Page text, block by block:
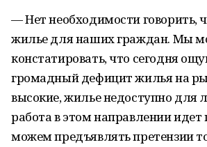
— Нет необходимости говорить,
жилье для наших граждан. Мы
констатировать, что сегодня
громадный дефицит жилья на
высокие, жилье недоступно для
работа в этом направлении
можем предъявлять претензии